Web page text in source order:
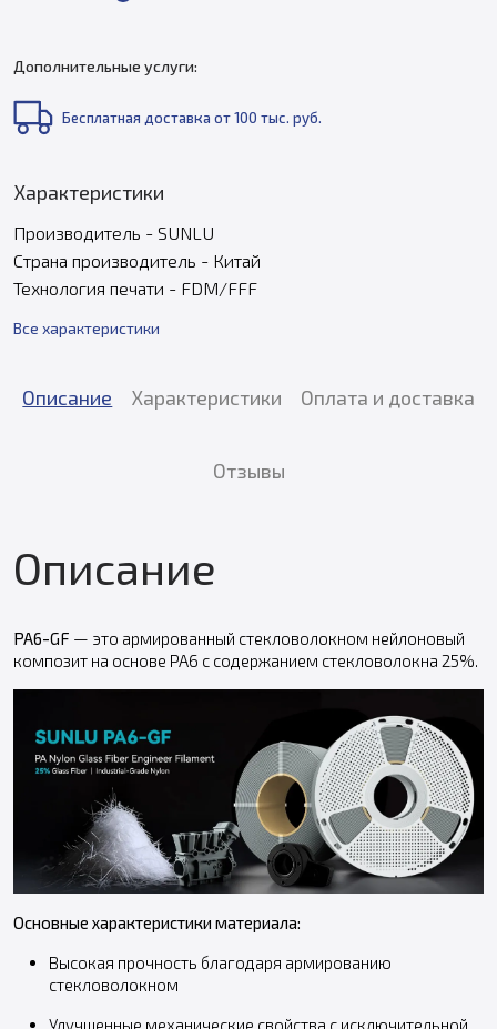
Дополнительные услуги:
Бесплатная доставка от 100 тыс. руб.
Характеристики
Производитель - SUNLU
Страна производитель - Китай
Технология печати - FDM/FFF
Все характеристики
Описание Характеристики Оплата и доставка
Отзывы
Описание
PA6-GF — это армированный стекловолокном нейлоновый
композит на основе PA6 с содержанием стекловолокна 25%.
Основные характеристики материала:
Высокая прочность благодаря армированию
стекловолокном
Улучшенные механические свойства с исключительной